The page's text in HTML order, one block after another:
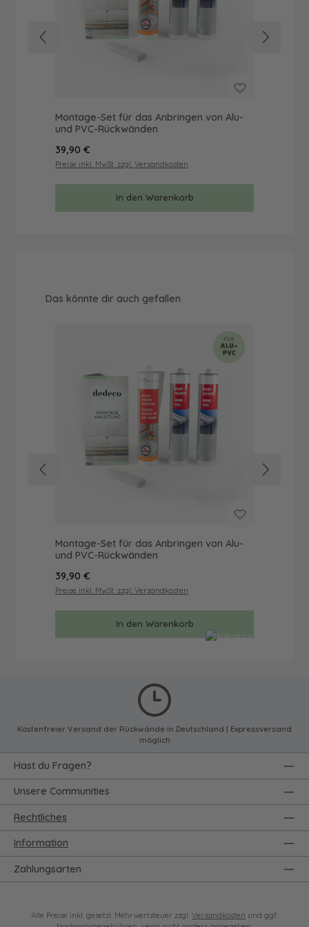
Montage-Set für das Anbringen von Alu-
und PVC-Rückwänden
Regulärer Preis:
39,90 €
Preise inkl. MwSt. zzgl. Versandkosten
In den Warenkorb
Produktgalerie überspringen
Das könnte dir auch gefallen
Montage-Set für das Anbringen von Alu-
und PVC-Rückwänden
Regulärer Preis:
39,90 €
Preise inkl. MwSt. zzgl. Versandkosten
In den Warenkorb
Kostenfreier Versand der Rückwände in Deutschland | Expressversand
möglich
Rechtliches
Information
Zahlungsarten
Hast du Fragen?
Unsere Communities
Alle Preise inkl. gesetzl. Mehrwertsteuer zzgl. Versandkosten und ggf.